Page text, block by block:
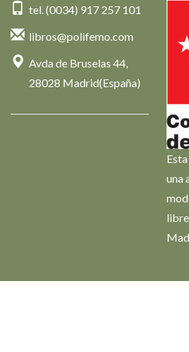
tel. (0034) 917 257 101
libros@polifemo.com
Avda de Bruselas 44,
28028 Madrid(España)
una